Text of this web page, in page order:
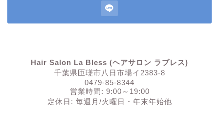
Hair Salon La Bless (ヘアサロン ラブレス)
千葉県匝瑳市八日市場イ2383-8
0479-85-8344
営業時間: 9:00～19:00
定休日: 毎週月/火曜日・年末年始他